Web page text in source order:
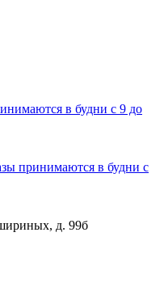
в будни с 9 до
принимаются в будни с
д. 99б